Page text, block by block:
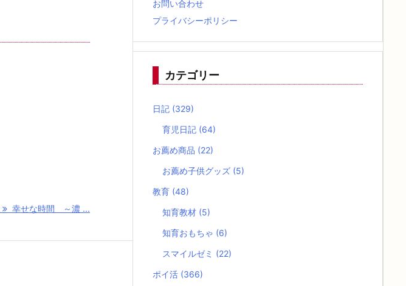
幸せな時間 ～濃 ...
お問い合わせ
プライバシーポリシー
カテゴリー
日記 (329)
育児日記 (64)
お薦め商品 (22)
お薦め子供グッズ (5)
教育 (48)
知育教材 (5)
知育おもちゃ (6)
スマイルゼミ (22)
ポイ活 (366)